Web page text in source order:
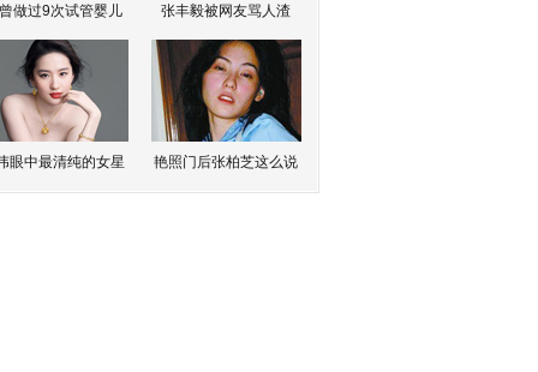
做过9次试管婴儿 张丰毅被网友骂人渣
眼中最清纯的女星 艳照门后张柏芝这么说